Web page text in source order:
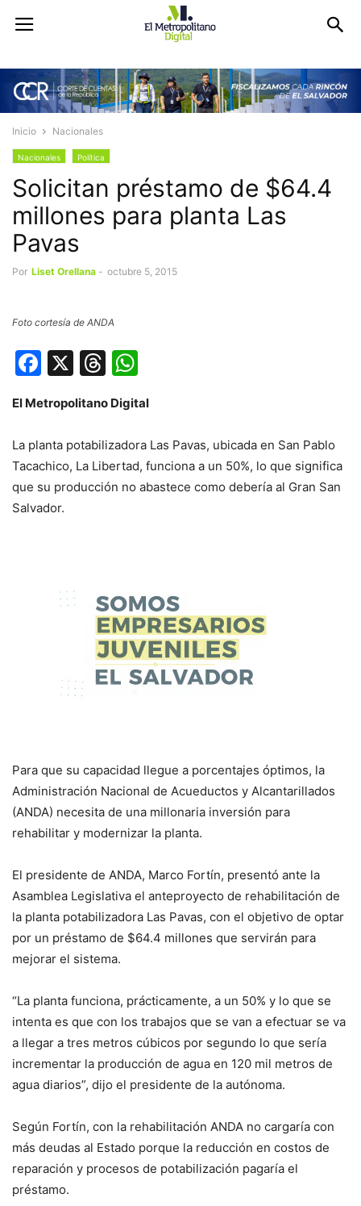
Inicio Nacionales
Nacionales Política
Solicitan préstamo de $64.4
millones para planta Las
Pavas
Por Liset Orellana - octubre 5, 2015
Foto cortesía de ANDA
Facebook
X Threads
El Metropolitano Digital
La planta potabilizadora Las Pavas, ubicada en San Pablo
Tacachico, La Libertad, funciona a un 50%, lo que significa
que su producción no abastece como debería al Gran San
Salvador.
Para que su capacidad llegue a porcentajes óptimos, la
Administración Nacional de Acueductos y Alcantarillados
(ANDA) necesita de una millonaria inversión para
rehabilitar y modernizar la planta.
El presidente de ANDA, Marco Fortín, presentó ante la
Asamblea Legislativa el anteproyecto de rehabilitación de
la planta potabilizadora Las Pavas, con el objetivo de optar
por un préstamo de $64.4 millones que servirán para
mejorar el sistema.
“La planta funciona, prácticamente, a un 50% y lo que se
intenta es que con los trabajos que se van a efectuar se va
a llegar a tres metros cúbicos por segundo lo que sería
incrementar la producción de agua en 120 mil metros de
agua diarios”, dijo el presidente de la autónoma.
Según Fortín, con la rehabilitación ANDA no cargaría con
más deudas al Estado porque la reducción en costos de
reparación y procesos de potabilización pagaría el
préstamo.